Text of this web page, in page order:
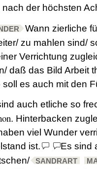
nach der höchsten
Wann zierliche
zu mahlen sind/
Verrichtung
daß das Bild Arbeit
soll es auch mit den
auch etliche so
. Hinterbacken
viel Wunder
ist.
Es sind
SANDRART